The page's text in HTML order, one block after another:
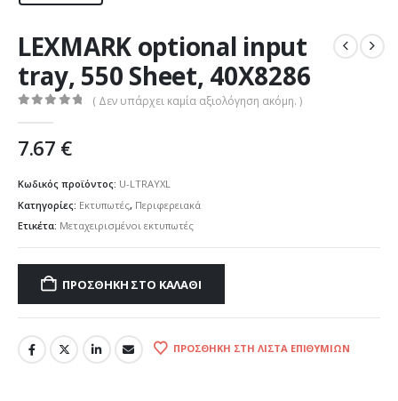
LEXMARK optional input
tray, 550 Sheet, 40X8286
( Δεν υπάρχει καμία αξιολόγηση ακόμη. )
7.67 €
Κωδικός προϊόντος: U-LTRAYXL
Κατηγορίες: Εκτυπωτές, Περιφερειακά
Ετικέτα: Μεταχειρισμένοι εκτυπωτές
ΠΡΟΣΘΉΚΗ ΣΤΟ ΚΑΛΆΘΙ
ΠΡΟΣΘΉΚΗ ΣΤΗ ΛΊΣΤΑ ΕΠΙΘΥΜΙΏΝ